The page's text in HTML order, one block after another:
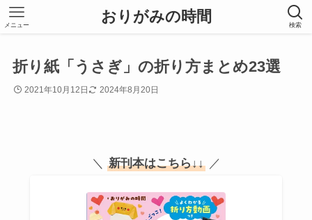
おりがみの時間 検索
メニュー
折り紙「うさぎ」の折り方まとめ23選
2021年10月12日 2024年8月20日
＼ 新刊本はこちら↓↓／